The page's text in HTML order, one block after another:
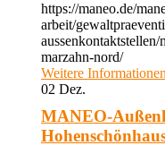
https://maneo.de/
arbeit/
aussenkontaktstellen/
marzahn-nord/
Weitere Informationen
02 Dez.
MANEO-